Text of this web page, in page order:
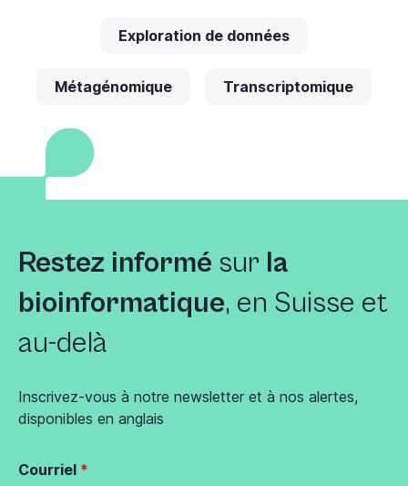
Exploration de données
Métagénomique Transcriptomique
Restez informé sur la
bioinformatique, en Suisse et
au-delà
Inscrivez-vous à notre newsletter et à nos alertes,
disponibles en anglais
Courriel